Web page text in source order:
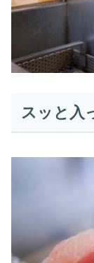
スッと入